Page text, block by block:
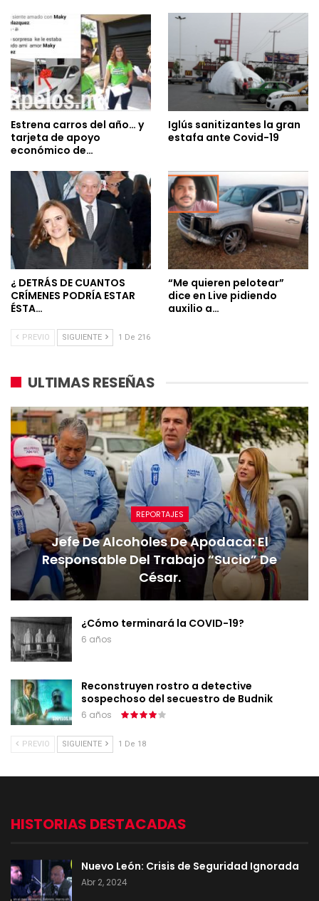
Estrena carros del año… y
tarjeta de apoyo
económico de…
Iglús sanitizantes la gran
estafa ante Covid-19
¿ DETRÁS DE CUANTOS
CRÍMENES PODRÍA ESTAR
ÉSTA…
“Me quieren pelotear”
dice en Live pidiendo
auxilio a…
PREVIO SIGUIENTE 1 De 216
ULTIMAS RESEÑAS
REPORTAJES
Jefe De Alcoholes De Apodaca: El
Responsable Del Trabajo “sucio” De
César.
¿Cómo terminará la COVID-19?
6 años
Reconstruyen rostro a detective
sospechoso del secuestro de Budnik
6 años
PREVIO SIGUIENTE 1 De 18
HISTORIAS DESTACADAS
Nuevo León: Crisis de Seguridad Ignorada
Abr 2, 2024